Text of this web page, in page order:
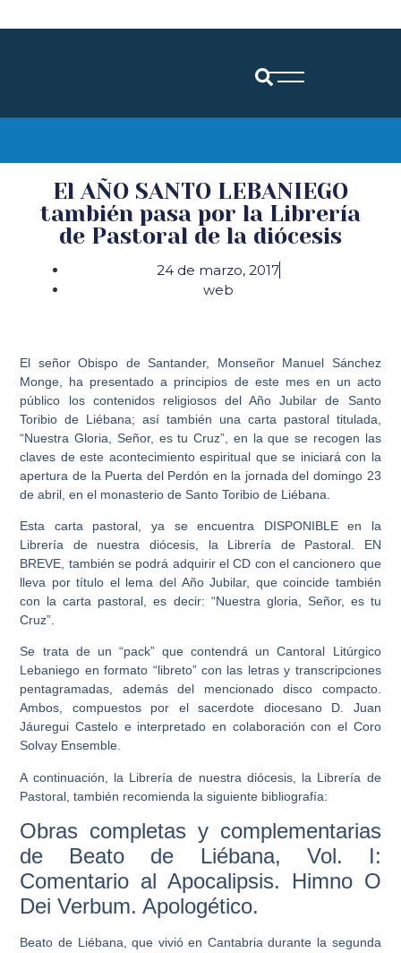
El AÑO SANTO LEBANIEGO
también pasa por la Librería
de Pastoral de la diócesis
24 de marzo, 2017
web
El señor Obispo de Santander, Monseñor Manuel Sánchez
Monge, ha presentado a principios de este mes en un acto
público los contenidos religiosos del Año Jubilar de Santo
Toribio de Liébana; así también una carta pastoral titulada,
“Nuestra Gloria, Señor, es tu Cruz”, en la que se recogen las
claves de este acontecimiento espiritual que se iniciará con la
apertura de la Puerta del Perdón en la jornada del domingo 23
de abril, en el monasterio de Santo Toribio de Liébana.
Esta carta pastoral, ya se encuentra DISPONIBLE en la
Librería de nuestra diócesis, la Librería de Pastoral. EN
BREVE, también se podrá adquirir el CD con el cancionero que
lleva por título el lema del Año Jubilar, que coincide también
con la carta pastoral, es decir: “Nuestra gloria, Señor, es tu
Cruz”.
Se trata de un “pack” que contendrá un Cantoral Litúrgico
Lebaniego en formato “libreto” con las letras y transcripciones
pentagramadas, además del mencionado disco compacto.
Ambos, compuestos por el sacerdote diocesano D. Juan
Jáuregui Castelo e interpretado en colaboración con el Coro
Solvay Ensemble.
A continuación, la Librería de nuestra diócesis, la Librería de
Pastoral, también recomienda la siguiente bibliografía:
Obras completas y complementarias
de Beato de Liébana, Vol. I:
Comentario al Apocalipsis. Himno O
Dei Verbum. Apologético.
Beato de Liébana, que vivió en Cantabria durante la segunda